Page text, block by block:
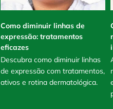
Como diminuir linhas de
expressão: tratamentos
eficazes
Descubra como diminuir linhas
de expressão com tratamentos,
ativos e rotina dermatológica.